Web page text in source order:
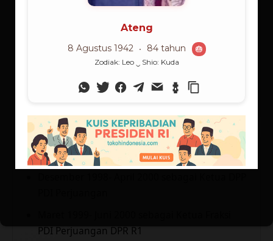
Tentang Penggunaan Antariksa Untuk
Maksud Damai, 1990
Pengalaman Organisasi:
PDI Perjuangan DPR R1